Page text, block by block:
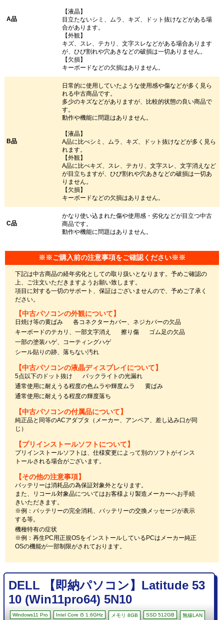
A品
【液晶】
目立たないシミ、ムラ、キズ、ドット抜けなどがある場
合があります。
【外観】
キズ、スレ、テカリ、文字スレなどがある場合あります
が、ひび割れや穴あきなどの破損は一切ありません。
【欠損】
キーボードなどの欠損はありません。
B品
日常的に使用していたような使用感や傷などが多く見ら
れる中古商品です。
多少のキズなどがありますが、比較的状態の良い商品で
す。
動作や機能に問題はありません。
【液晶】
A品に比べシミ、ムラ、キズ、ドット抜けなどが多く見ら
れます。
【外観】
A品に比べキズ、スレ、テカリ、文字スレ、文字消えなど
が目立ちますが、ひび割れや穴あきなどの破損は一切あ
りません。
【欠損】
キーボードなどの欠損はありません。
C品
かなり使い込まれた傷や使用感・劣化などが目立つ中古
商品です。
動作や機能に問題はありません。
※※ご購入前の注意事項をご確認ください※※
下記は中古商品の経年劣化としての取り扱いとなります。予めご確認の
上、ご注文いただきますようお願い致します。
項目に対する一切のサポート、保証はございませんので、予めご了承く
ださい。
【中古パソコンの外観について】
日焼け等の黄ばみ
各コネクターカバー、ネジカバーの欠品
キーボードのテカリ、一部文字消え
擦り傷
ゴム足の欠品
一部の塗装ハゲ、コーティングハゲ
シール貼りの跡、落ちない汚れ
【中古パソコンの液晶ディスプレイについて】
5点以下のドット抜け
バックライトの光漏れ
通常使用に耐えうる程度の色ムラや輝度ムラ
黄ばみ
通常使用に耐えうる程度の輝度落ち
【中古パソコンの付属品について】
純正品と同等のACアダプタ（メーカー、アンペア、差し込み口が同
じ）
【プリインストールソフトについて】
プリインストールソフトは、仕様変更によって別のソフトがインス
トールされる場合がございます。
【その他の注意事項】
バッテリーは消耗品の為保証対象外となります。
また、リコール対象品についてはお客様より製造メーカーへお手続
きいただきます。
※例：バッテリーの完全消耗、バッテリーの交換メッセージが表示
する等。
機種特有の症状
※例：再生PC用正規OSをインストールしているPCはメーカー純正
OSの機能が一部制限がされております。
DELL 【即納パソコン】Latitude 53
10 (Win11pro64) 5N10
Windows11 Pro Intel Core i5 1.6GHz メモリ 8GB SSD 512GB 無線LAN